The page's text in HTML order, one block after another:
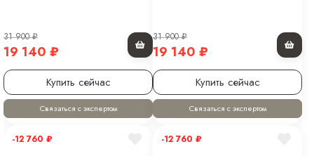
31 900₽
19 140 ₽
Купить сейчас
Связаться с экспертом
31 900₽
19 140 ₽
Купить сейчас
Связаться с экспертом
-12 760 ₽ -12 760 ₽